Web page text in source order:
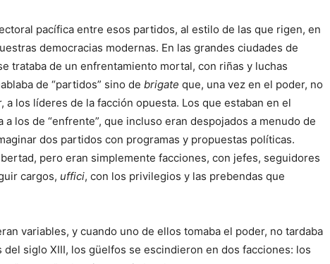
pacífica entre esos partidos, al estilo de las que rigen, en
democracias modernas. En las grandes ciudades de
trataba de un enfrentamiento mortal, con riñas y luchas
de “partidos” sino de brigate que, una vez en el poder, no
a los líderes de la facción opuesta. Los que estaban en el
los de “enfrente”, que incluso eran despojados a menudo de
dos partidos con programas y propuestas políticas.
pero eran simplemente facciones, con jefes, seguidores
cargos, uffici, con los privilegios y las prebendas que
variables, y cuando uno de ellos tomaba el poder, no tardaba
siglo XIII, los güelfos se escindieron en dos facciones: los